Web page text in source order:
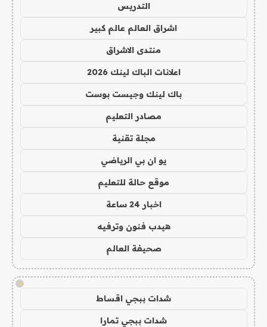
التدريس
اشراق العالم عالم كبير
منتدى الاشراق
اعلانات الباك لينك 2026
باك لينك وجيست بوست
مصادر التعليم
مجلة تقنية
يو ان بي الرياضي
موقع حالة للتعليم
اخبار 24 ساعة
هيدب فنون وترفيه
صحيفة العالم
!
شدات ببجي اقساط
شدات ببجي تمارا